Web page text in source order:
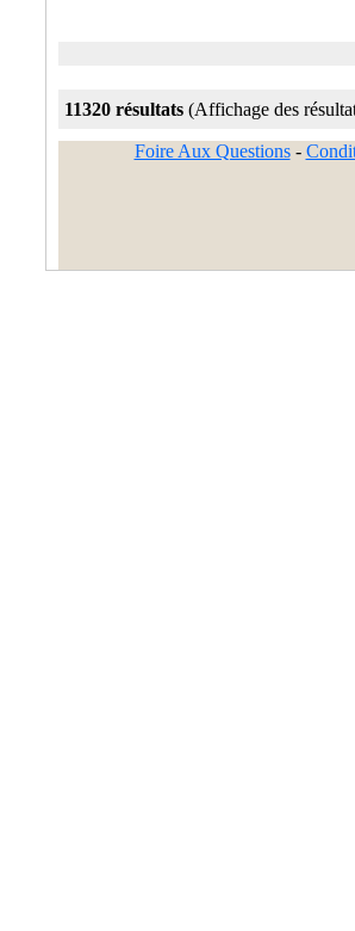
11320 résultats (Affichage des
Foire Aux Questions-